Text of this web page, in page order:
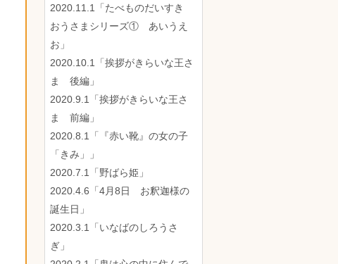
2020.11.1「たべものだいすき
おうさまシリーズ① あいうえ
お」
2020.10.1「挨拶がきらいな王さ
ま 後編」
2020.9.1「挨拶がきらいな王さ
ま 前編」
2020.8.1「『赤い靴』の女の子
「きみ」」
2020.7.1「野ばら姫」
2020.4.6「4月8日 お釈迦様の
誕生日」
2020.3.1「いなばのしろうさ
ぎ」